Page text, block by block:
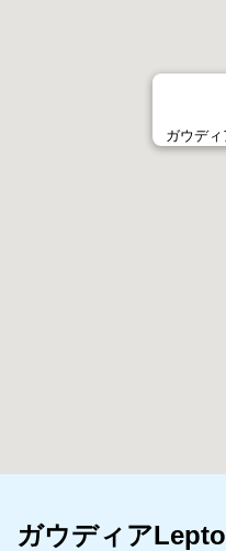
ガウデ
ガウディア